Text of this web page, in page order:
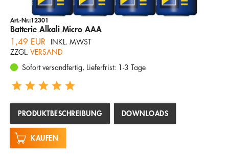
Art.-Nr.:12301
Batterie Alkali Micro AAA
1,49 EUR
INKL. MWST
ZZGL. VERSAND
Sofort versandfertig, Lieferfrist: 1-3 Tage
PRODUKTBESCHREIBUNG DOWNLOADS
KAUFEN